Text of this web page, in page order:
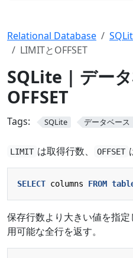
Relational Database
LIMITとOFFSET
SQLite | デー
OFFSET
Tags: SQLite データベース
LIMIT は取得行数、 OFFSET
SELECT columns FROM
保存行数より大きい値を指
用可能な全行を返す。